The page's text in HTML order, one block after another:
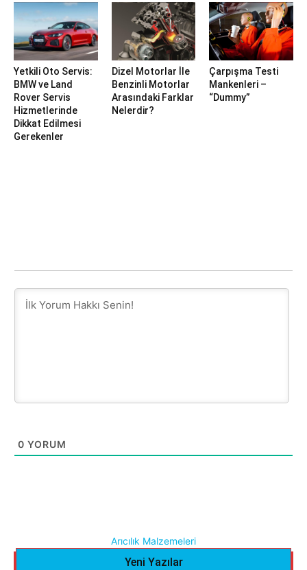
Yetkili Oto Servis:
BMW ve Land
Rover Servis
Hizmetlerinde
Dikkat Edilmesi
Gerekenler
Dizel Motorlar İle
Benzinli Motorlar
Arasındaki Farklar
Nelerdir?
Çarpışma Testi
Mankenleri –
“Dummy”
0 YORUM
Arıcılık Malzemeleri
Yeni Yazılar